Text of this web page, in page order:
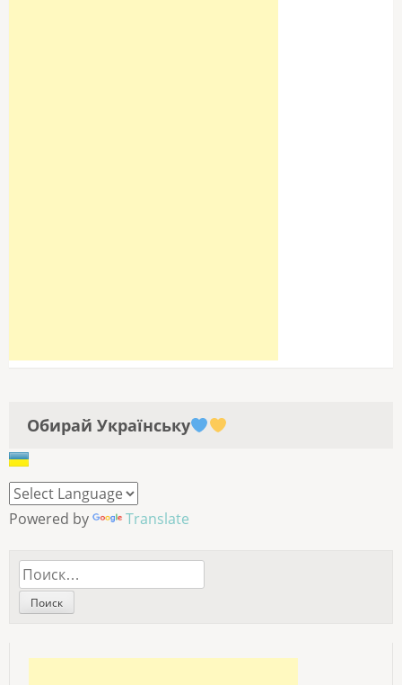
Обирай Українську
Powered by Translate
Найти: